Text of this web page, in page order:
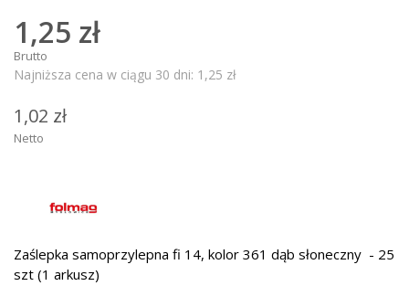
1,25 zł
Brutto
Najniższa cena w ciągu 30 dni: 1,25 zł
1,02 zł
Netto
Zaślepka samoprzylepna fi 14, kolor 361 dąb słoneczny - 25
szt (1 arkusz)